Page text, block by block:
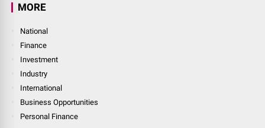
MORE
National
Finance
Investment
Industry
International
Business Opportunities
Personal Finance